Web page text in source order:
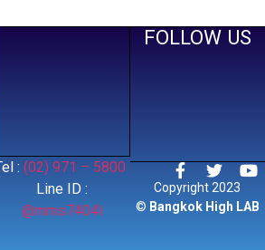
:(02) 971 – 5800
Line ID :
@mms7404l
FOLLOW US
Copyright 2023
© Bangkok High LAB